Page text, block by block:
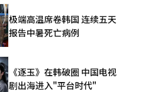
极端高温席卷韩国 连续五天
报告中暑死亡病例
《逐玉》在韩破圈 中国电视
剧出海进入"平台时代"